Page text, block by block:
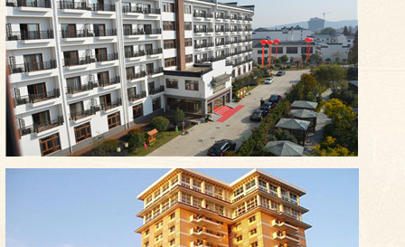
安徽金孔雀温泉养生中心